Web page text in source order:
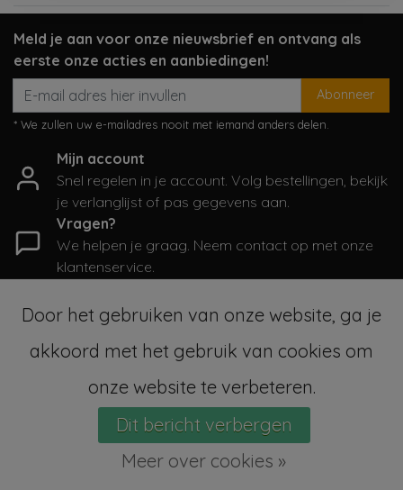
Meld je aan voor onze nieuwsbrief en ontvang als
eerste onze acties en aanbiedingen!
Abonneer
* We zullen uw e-mailadres nooit met iemand anders delen.
Mijn account
Snel regelen in je account. Volg bestellingen, bekijk
je verlanglijst of pas gegevens aan.
Vragen?
We helpen je graag. Neem contact op met onze
klantenservice.
Informatie
Categorieën
© Copyright 2026 - SampleSale4Kids | RealisatieInStijl Media
Algemene voorwaarden|RSS Feed
Door het gebruiken van onze website, ga je
akkoord met het gebruik van cookies om
onze website te verbeteren.
Dit bericht verbergen
Meer over cookies »